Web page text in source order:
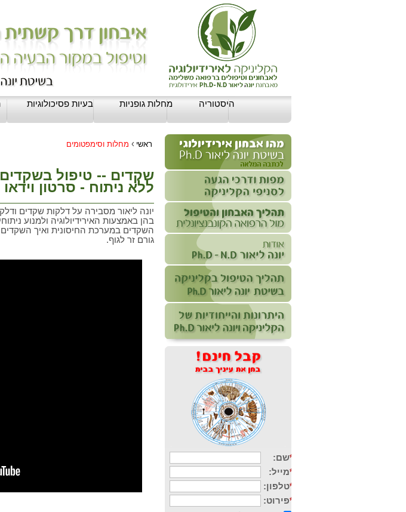
בעיות פסיכולוגיות מחלות גופניות
היסטוריה
ראשי › מחלות וסימפטומים
שקדים -- טיפול
ללא ניתוח - סרטון וידאו
יונה ליאור מסבירה על דלקות שקדים
בהן באמצעות האירידיולוגיה ולמנוע
השקדים במערכת החיסונית ואיך
גורם זר לגוף.